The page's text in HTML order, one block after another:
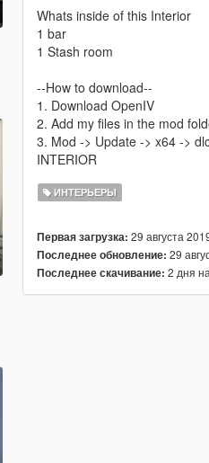
Whats inside of this Interior
1 bar
1 Stash room
--How to download--
1. Download OpenIV
2. Add my files in the mod
3. Mod -> Update -> x64 ->
INTERIOR
ИНТЕРЬЕРЫ
Первая загрузка: 29 августа
Последнее обновление: 29
Последнее скачивание: 2 дня